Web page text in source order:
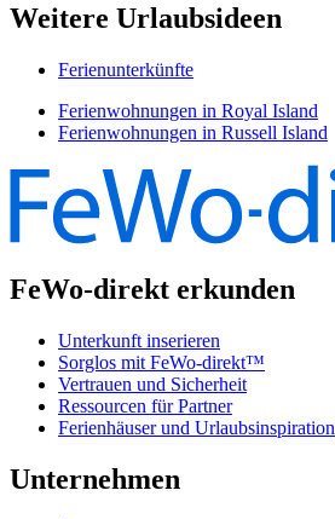
Weitere Urlaubsideen
Ferienunterkünfte
Ferienwohnungen in Royal Island
Ferienwohnungen in Russell Island
FeWo-direkt erkunden
Unterkunft inserieren
Sorglos mit FeWo-direkt™
Vertrauen und Sicherheit
Ressourcen für Partner
Ferienhäuser und Urlaubsinspiration
Unternehmen